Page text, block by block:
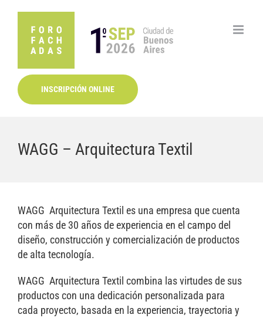
contenido
INSCRIPCIÓN ONLINE
WAGG – Arquitectura Textil
WAGG Arquitectura Textil es una empresa que cuenta
con más de 30 años de experiencia en el campo del
diseño, construcción y comercialización de productos
de alta tecnología.
WAGG Arquitectura Textil combina las virtudes de sus
productos con una dedicación personalizada para
cada proyecto, basada en la experiencia, trayectoria y